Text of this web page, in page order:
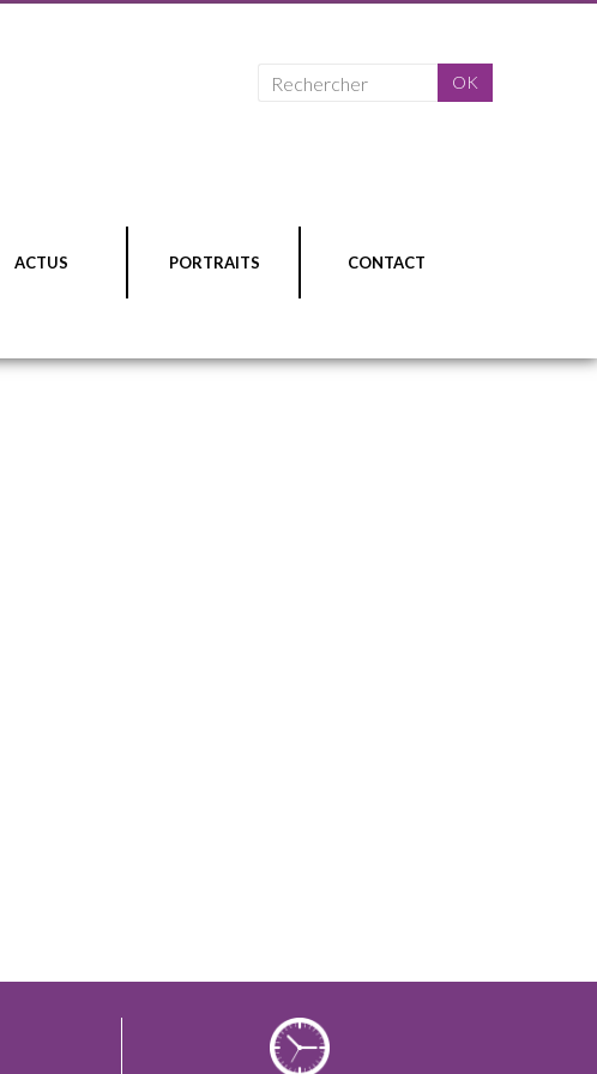
ACTUS PORTRAITS CONTACT